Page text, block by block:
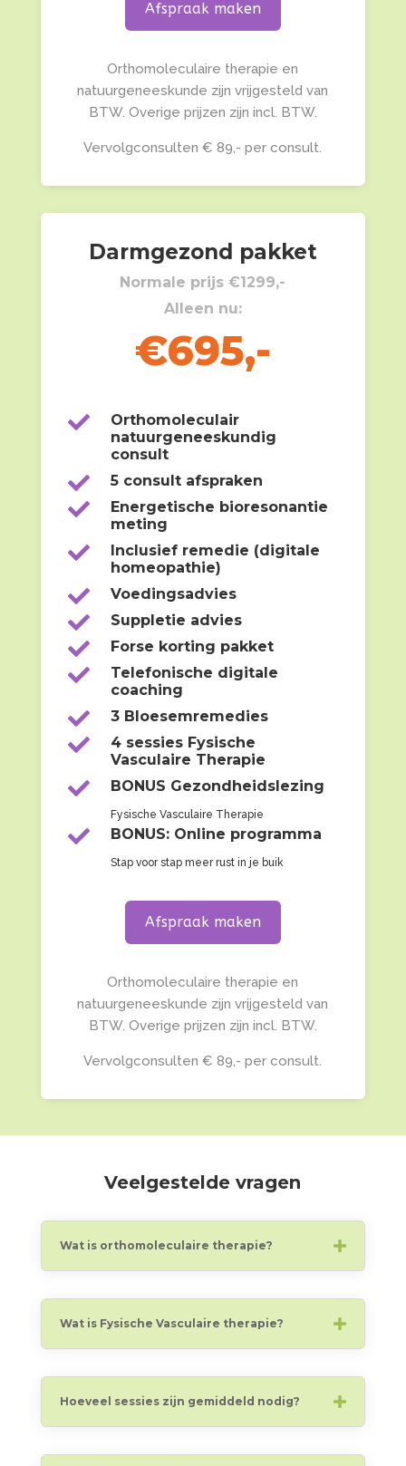
Afspraak maken
Orthomoleculaire therapie en
natuurgeneeskunde zijn vrijgesteld van
BTW. Overige prijzen zijn incl. BTW.
Vervolgconsulten € 89,- per consult.
Darmgezond pakket
Normale prijs €1299,-
Alleen nu:
€695,-

Orthomoleculair
natuurgeneeskundig
consult
 5 consult afspraken

Energetische bioresonantie
meting

Inclusief remedie (digitale
homeopathie)
 Voedingsadvies
 Suppletie advies
 Forse korting pakket

Telefonische digitale
coaching
 3 Bloesemremedies

4 sessies Fysische
Vasculaire Therapie
 BONUS Gezondheidslezing
Fysische Vasculaire Therapie
 BONUS: Online programma
Stap voor stap meer rust in je buik
Afspraak maken
Orthomoleculaire therapie en
natuurgeneeskunde zijn vrijgesteld van
BTW. Overige prijzen zijn incl. BTW.
Vervolgconsulten € 89,- per consult.
Veelgestelde vragen
Wat is orthomoleculaire therapie?
Wat is Fysische Vasculaire therapie?
Hoeveel sessies zijn gemiddeld nodig?